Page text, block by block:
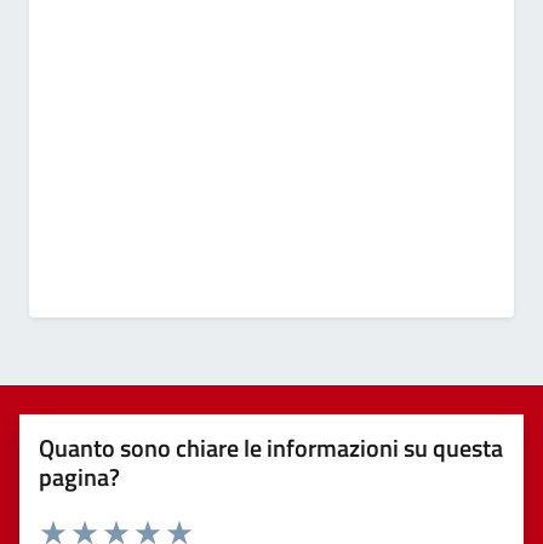
Quanto sono chiare le informazioni su questa
pagina?